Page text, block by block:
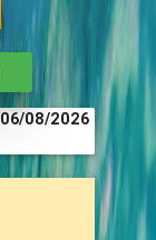
06/08/2026